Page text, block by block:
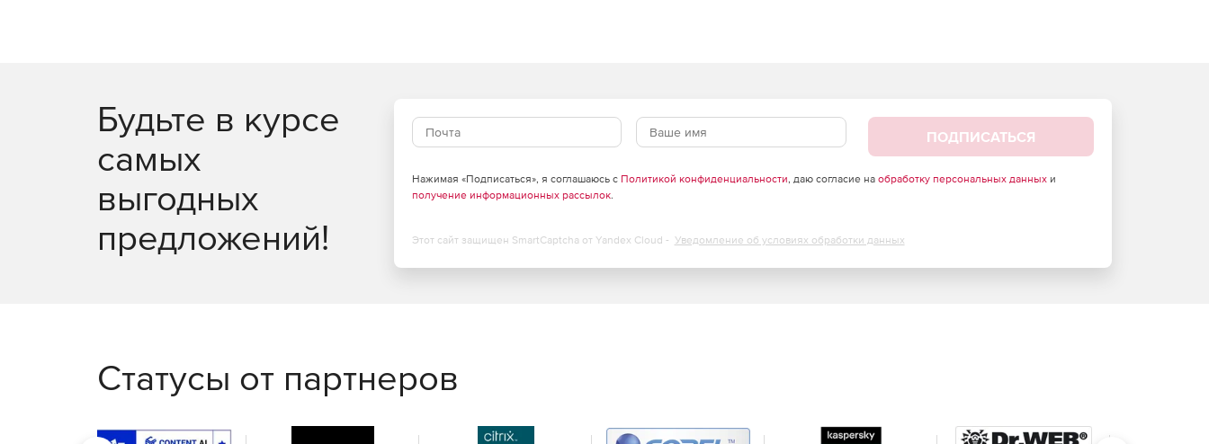
Будьте в курсе
самых
выгодных
предложений!
ПОДПИСАТЬСЯ
Нажимая «Подписаться», я соглашаюсь с Политикой конфиденциальности, даю согласие на обработку персональных данныхи
получение информационных рассылок.
Этот сайт защищен SmartCaptcha от Yandex Cloud - Уведомление об условиях обработки данных
Статусы от партнеров